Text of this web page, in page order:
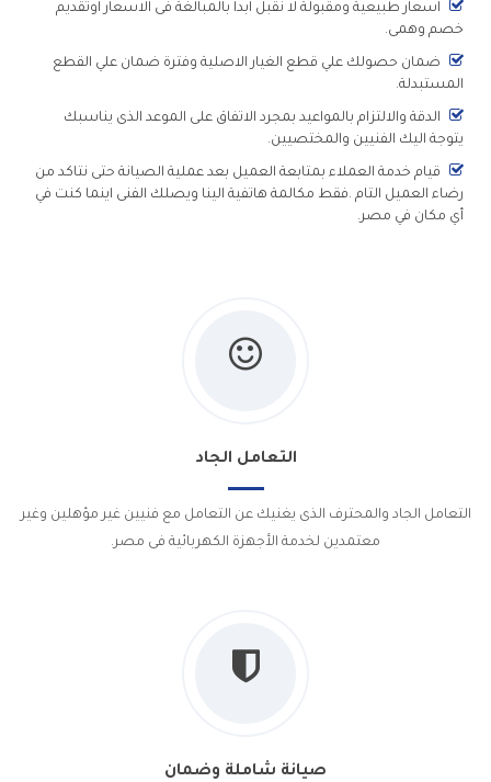
اسعار طبيعية ومقبولة لا نقبل ابدا بالمبالغة فى الاسعار اوتقديم
خصم وهمى.
ضمان حصولك علي قطع الغيار الاصلية وفترة ضمان علي القطع
المستبدلة.
الدقة والالتزام بالمواعيد بمجرد الاتفاق على الموعد الذى يناسبك
يتوجة اليك الفنيين والمختصيين.
قيام خدمة العملاء بمتابعة العميل بعد عملية الصيانة حتى نتاكد من
رضاء العميل التام .فقط مكالمة هاتفية الينا ويصلك الفنى اينما كنت في
أي مكان في مصر.
التعامل الجاد
التعامل الجاد والمحترف الذى يغنيك عن التعامل مع فنيين غير مؤهلين وغير
معتمدين لخدمة الأجهزة الكهربائية فى مصر.
صيانة شاملة وضمان